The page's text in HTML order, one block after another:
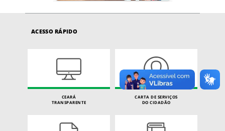
ACESSO RÁPIDO
CEARÁ
TRANSPARENTE
CARTA DE SERVIÇOS
DO CIDADÃO